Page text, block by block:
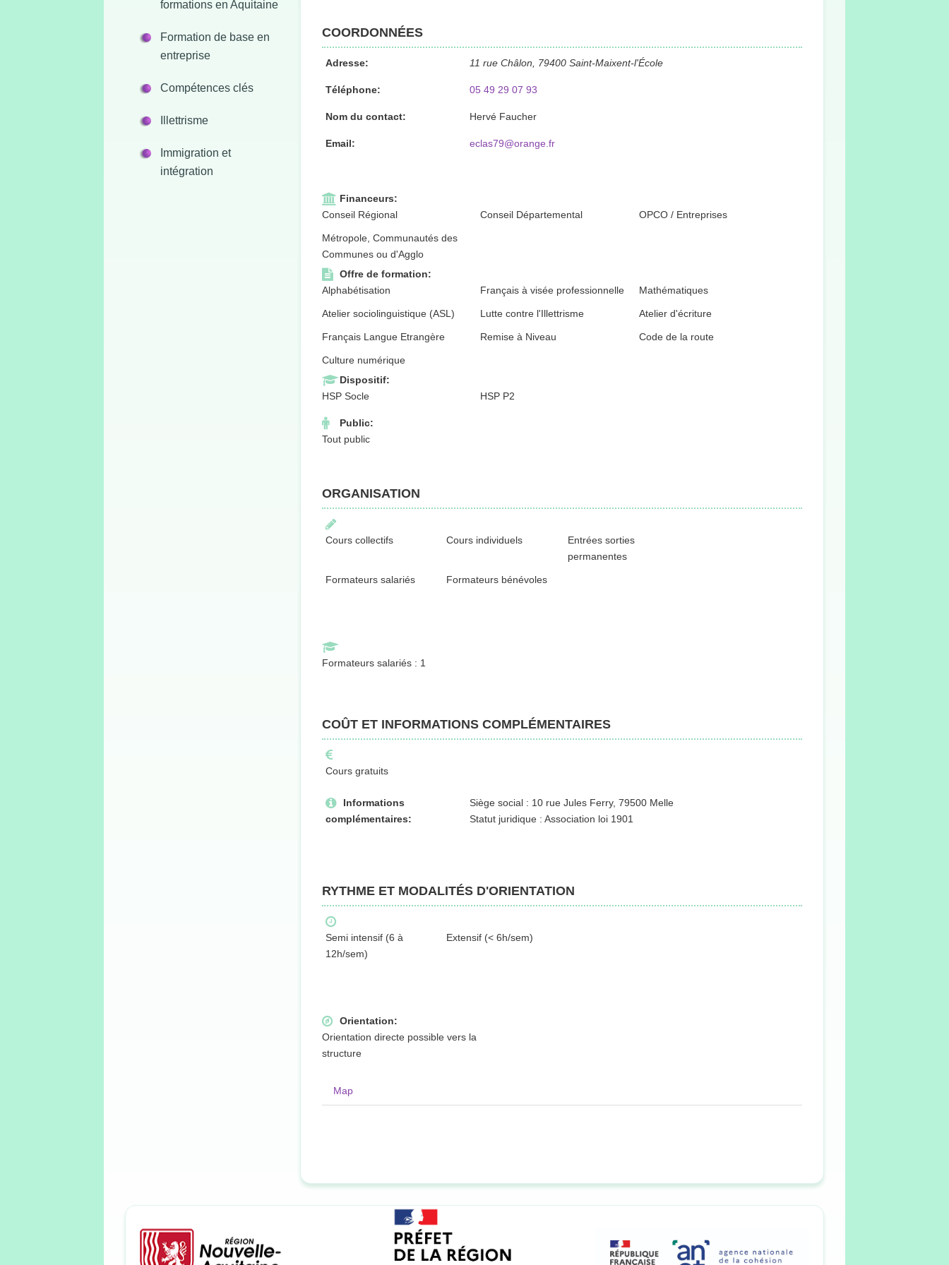
formations en Aquitaine
Formation de base en
entreprise
Compétences clés
Illettrisme
Immigration et
intégration
COORDONNÉES
Adresse: 11 rue Châlon, 79400 Saint-Maixent-l'École
Téléphone: 05 49 29 07 93
Nom du contact: Hervé Faucher
Email: eclas79@orange.fr
Financeurs:
Conseil Régional
Conseil Départemental OPCO / Entreprises
Métropole, Communautés des
Communes ou d'Agglo
Offre de formation:
Alphabétisation
Français à visée professionnelle Mathématiques
Atelier sociolinguistique (ASL) Lutte contre l'Illettrisme Atelier d'écriture
Français Langue Etrangère Remise à Niveau Code de la route
Culture numérique
Dispositif:
HSP Socle
HSP P2
Public:
Tout public
ORGANISATION
Cours collectifs Cours individuels
Entrées sorties
permanentes
Formateurs salariés Formateurs bénévoles
Formateurs salariés : 1
COÛT ET INFORMATIONS COMPLÉMENTAIRES
Cours gratuits
Informations
complémentaires:
Siège social : 10 rue Jules Ferry, 79500 Melle
Statut juridique : Association loi 1901
RYTHME ET MODALITÉS D'ORIENTATION
Semi intensif (6 à
12h/sem)
Extensif (< 6h/sem)
Orientation:
Orientation directe possible vers la
structure
Map